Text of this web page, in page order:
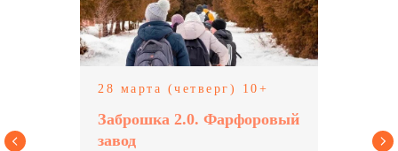
28 марта (четверг) 10+
Заброшка 2.0. Фарфоровый
завод